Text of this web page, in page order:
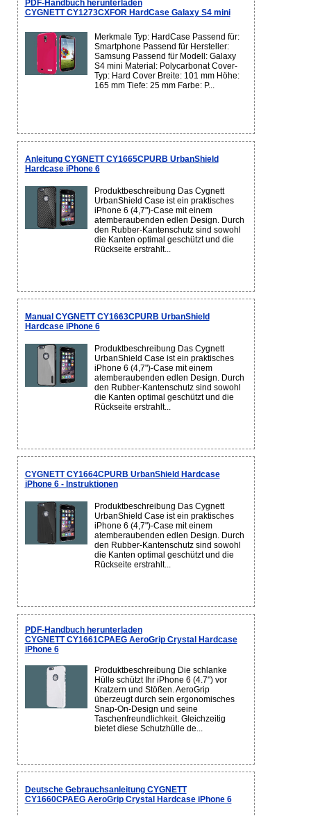
PDF-Handbuch herunterladen
CYGNETT CY1273CXFOR HardCase Galaxy S4 mini
Merkmale Typ: HardCase Passend für:
Smartphone Passend für Hersteller:
Samsung Passend für Modell: Galaxy
S4 mini Material: Polycarbonat Cover-
Typ: Hard Cover Breite: 101 mm Höhe:
165 mm Tiefe: 25 mm Farbe: P...
Anleitung CYGNETT CY1665CPURB UrbanShield
Hardcase iPhone 6
Produktbeschreibung Das Cygnett
UrbanShield Case ist ein praktisches
iPhone 6 (4,7")-Case mit einem
atemberaubenden edlen Design. Durch
den Rubber-Kantenschutz sind sowohl
die Kanten optimal geschützt und die
Rückseite erstrahlt...
Manual CYGNETT CY1663CPURB UrbanShield
Hardcase iPhone 6
Produktbeschreibung Das Cygnett
UrbanShield Case ist ein praktisches
iPhone 6 (4,7")-Case mit einem
atemberaubenden edlen Design. Durch
den Rubber-Kantenschutz sind sowohl
die Kanten optimal geschützt und die
Rückseite erstrahlt...
CYGNETT CY1664CPURB UrbanShield Hardcase
iPhone 6 - Instruktionen
Produktbeschreibung Das Cygnett
UrbanShield Case ist ein praktisches
iPhone 6 (4,7")-Case mit einem
atemberaubenden edlen Design. Durch
den Rubber-Kantenschutz sind sowohl
die Kanten optimal geschützt und die
Rückseite erstrahlt...
PDF-Handbuch herunterladen
CYGNETT CY1661CPAEG AeroGrip Crystal Hardcase
iPhone 6
Produktbeschreibung Die schlanke
Hülle schützt Ihr iPhone 6 (4.7") vor
Kratzern und Stößen. AeroGrip
überzeugt durch sein ergonomisches
Snap-On-Design und seine
Taschenfreundlichkeit. Gleichzeitig
bietet diese Schutzhülle de...
Deutsche Gebrauchsanleitung CYGNETT
CY1660CPAEG AeroGrip Crystal Hardcase iPhone 6